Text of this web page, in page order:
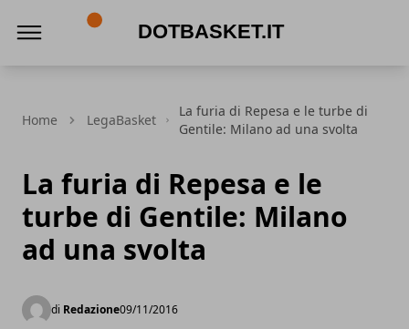
Home LegaBasket
La furia di Repesa e le turbe di
Gentile: Milano ad una svolta
La furia di Repesa e le
turbe di Gentile: Milano
ad una svolta
di Redazione09/11/2016